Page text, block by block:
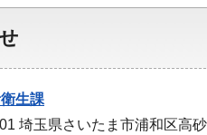
生課
埼玉県さいたま市浦和区高